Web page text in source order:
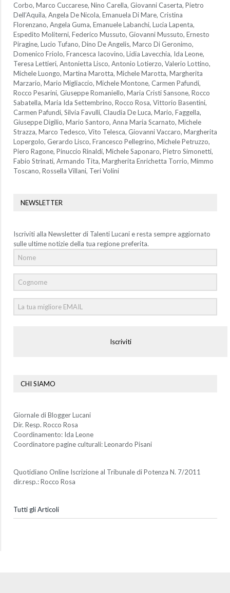
Corbo, Marco Cuccarese, Nino Carella, Giovanni Caserta, Pietro
Dell’Aquila, Angela De Nicola, Emanuela Di Mare, Cristina
Florenzano, Angela Guma, Emanuele Labanchi, Lucia Lapenta,
Espedito Moliterni, Federico Mussuto, Giovanni Mussuto, Ernesto
Piragine, Lucio Tufano, Dino De Angelis, Marco Di Geronimo,
Domenico Friolo, Francesca Iacovino, Lidia Lavecchia, Ida Leone,
Teresa Lettieri, Antonietta Lisco, Antonio Lotierzo, Valerio Lottino,
Michele Luongo, Martina Marotta, Michele Marotta, Margherita
Marzario, Mario Migliaccio, Michele Montone, Carmen Pafundi,
Rocco Pesarini, Giuseppe Romaniello, Maria Cristi Sansone, Rocco
Sabatella, Maria Ida Settembrino, Rocco Rosa, Vittorio Basentini,
Carmen Pafundi, Silvia Favulli, Claudia De Luca, Mario, Faggella,
Giuseppe Digilio, Mario Santoro, Anna Maria Scarnato, Michele
Strazza, Marco Tedesco, Vito Telesca, Giovanni Vaccaro, Margherita
Lopergolo, Gerardo Lisco, Francesco Pellegrino, Michele Petruzzo,
Piero Ragone, Pinuccio Rinaldi, Michele Saponaro, Pietro Simonetti,
Fabio Strinati, Armando Tita, Margherita Enrichetta Torrio, Mimmo
Toscano, Rossella Villani, Teri Volini
NEWSLETTER
Iscriviti alla Newsletter di Talenti Lucani e resta sempre aggiornato
sulle ultime notizie della tua regione preferita.
Iscriviti
CHI SIAMO
Giornale di Blogger Lucani
Dir. Resp. Rocco Rosa
Coordinamento: Ida Leone
Coordinatore pagine culturali: Leonardo Pisani
Quotidiano Online Iscrizione al Tribunale di Potenza N. 7/2011
dir.resp.: Rocco Rosa
Tutti gli Articoli